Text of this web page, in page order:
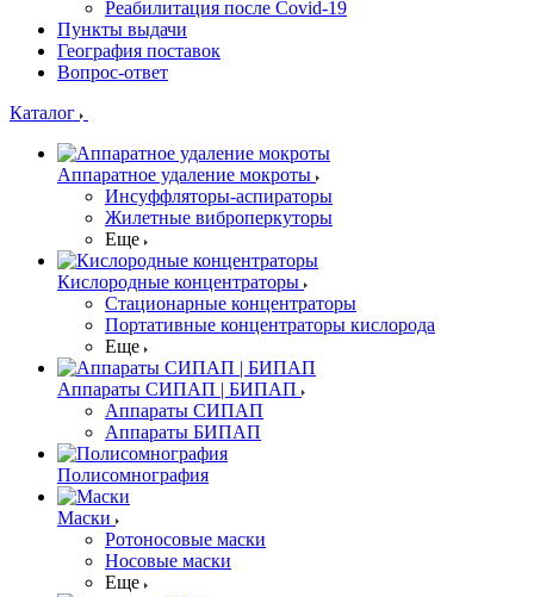
Реабилитация после Covid-19
Пункты выдачи
География поставок
Вопрос-ответ
Каталог
Аппаратное удаление мокроты
Инсуффляторы-аспираторы
Жилетные виброперкуторы
Еще
Кислородные концентраторы
Стационарные концентраторы
Портативные концентраторы кислорода
Еще
Аппараты СИПАП | БИПАП
Аппараты СИПАП
Аппараты БИПАП
Полисомнография
Маски
Ротоносовые маски
Носовые маски
Еще